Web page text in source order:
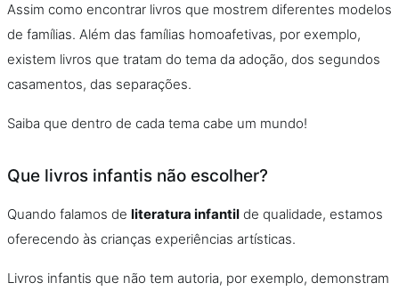
Assim como encontrar livros que mostrem diferentes modelos
de famílias. Além das famílias homoafetivas, por exemplo,
existem livros que tratam do tema da adoção, dos segundos
casamentos, das separações.
Saiba que dentro de cada tema cabe um mundo!
Que livros infantis não escolher?
Quando falamos de literatura infantil de qualidade, estamos
oferecendo às crianças experiências artísticas.
Livros infantis que não tem autoria, por exemplo, demonstram